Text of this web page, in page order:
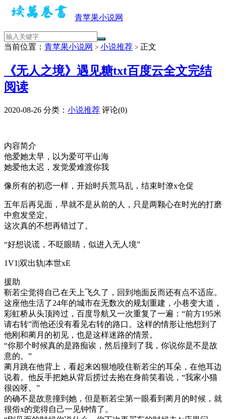
青苹果小说网
当前位置： 青苹果小说网 > 小说推荐 > 正文
《无人之境》遇见糖txt百度云全文完结
阅读
2020-08-26 分类： 小说推荐 评论(0)
内容简介
他爱她太早，以为爱可平山海
她爱他太迟，发觉爱难渡你我
像所有的初恋一样，开始时兵荒马乱，结束时潦x仓促
五年后再见面，早就不是从前的人，只是两颗心在时光的打磨
中愈发坚定。
这次真的不想再错过了。
“好想说谎，不眨眼睛，似进入无人境”
1V1|双出轨|本世xE
援助
靳若尘觉得自己在天上飞久了，回到地面反而还有点不适应。
这座他生活了24年的城市在无数次的规划重建，小巷变大道，
彩虹桥从头顶跨过，百度导航又一次重复了一遍：“前方195米
请右转”而他还没有看见右转的路口。这样的情形让他想到了
他刚和蔺月的初见，也是这样迷路的情景。
“你那个时候真的是路痴诶，然后撞到了我，你说你是不是故
意的。”
蔺月跳在他背上，看起来凶狠地咬住靳若尘的耳朵，在他耳边
说着。他反手把她从背后捞过去抱在身前笑着说，“我家小猫
很凶呀。”
的确不是故意撞到她，但是靳若尘第一眼看到蔺月的时候，就
很俗x的觉得自己一见钟情了。